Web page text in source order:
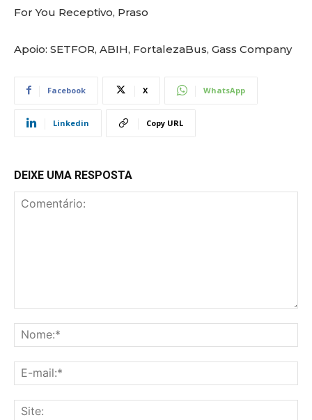
For You Receptivo, Praso
Apoio: SETFOR, ABIH, FortalezaBus, Gass Company
Facebook X WhatsApp
Linkedin Copy URL
DEIXE UMA RESPOSTA